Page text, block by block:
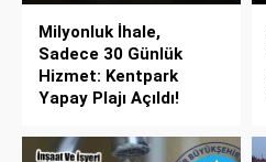
Milyonluk İhale,
Sadece 30 Günlük
Hizmet: Kentpark
Yapay Plajı Açıldı!